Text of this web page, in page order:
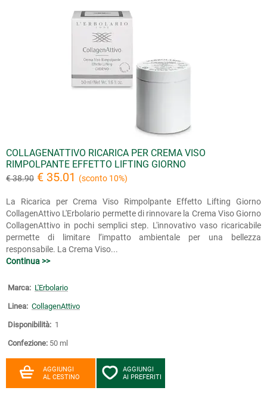
COLLAGENATTIVO RICARICA PER CREMA VISO
RIMPOLPANTE EFFETTO LIFTING GIORNO
€ 38.90 € 35.01 (sconto 10%)
La Ricarica per Crema Viso Rimpolpante Effetto Lifting Giorno
CollagenAttivo L'Erbolario permette di rinnovare la Crema Viso Giorno
CollagenAttivo in pochi semplici step. L'innovativo vaso ricaricabile
permette di limitare l’impatto ambientale per una bellezza
responsabile. La Crema Viso...
Continua >>
Marca: L'Erbolario
Linea: CollagenAttivo
Disponibilità: 1
Confezione: 50 ml
AGGIUNGI
AL CESTINO
AGGIUNGI
AI PREFERITI